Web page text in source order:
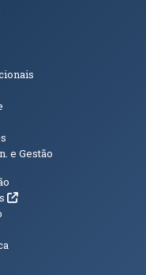
e Gestão
(abre em nova janela)